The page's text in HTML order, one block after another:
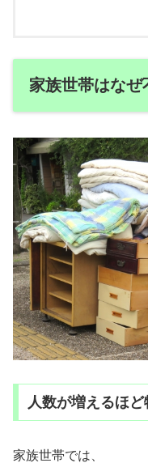
家族世帯はな
人数が増えるほ
家族世帯では、